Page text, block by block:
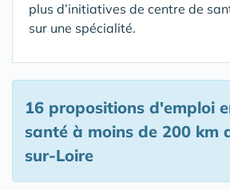
plus d’initiatives de centre de
sur une spécialité.
16 propositions d'emploi
santé à moins de 200 km
sur-Loire